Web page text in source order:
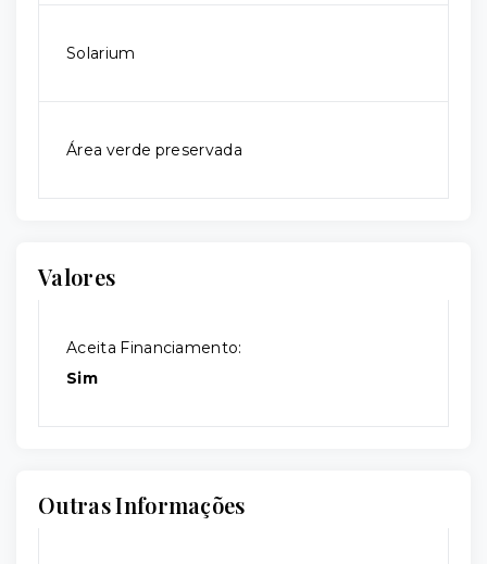
Solarium
Área verde preservada
Valores
Aceita Financiamento:
Sim
Outras Informações